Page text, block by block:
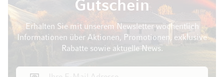
Gutschein
Erhalten Sie mit unserem Newsletter wöchentlich
Informationen über Aktionen, Promotionen, exklusive
Rabatte sowie aktuelle News.